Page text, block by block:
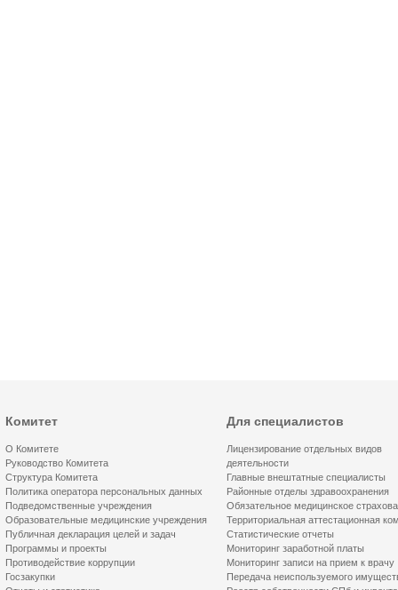
Комитет
О Комитете
Руководство Комитета
Структура Комитета
Политика оператора персональных данных
Подведомственные учреждения
Образовательные медицинские учреждения
Публичная декларация целей и задач
Программы и проекты
Противодействие коррупции
Госзакупки
Для специалистов
Лицензирование отдельных видов
деятельности
Главные внештатные специалисты
Районные отделы здравоохранения
Обязательное медицинское
Территориальная аттестационная
Статистические отчеты
Мониторинг заработной платы
Мониторинг записи на прием к врачу
Передача неиспользуемого